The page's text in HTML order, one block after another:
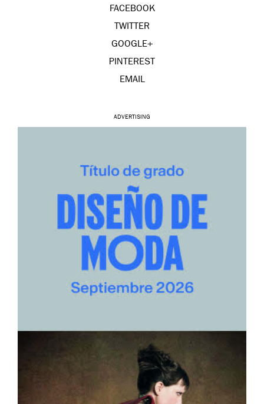
FACEBOOK
TWITTER
GOOGLE+
PINTEREST
EMAIL
ADVERTISING